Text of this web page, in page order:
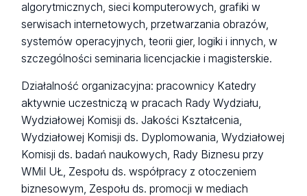
algorytmicznych, sieci komputerowych, grafiki w
serwisach internetowych, przetwarzania obrazów,
systemów operacyjnych, teorii gier, logiki i innych, w
szczególności seminaria licencjackie i magisterskie.
Działalność organizacyjna: pracownicy Katedry
aktywnie uczestniczą w pracach Rady Wydziału,
Wydziałowej Komisji ds. Jakości Kształcenia,
Wydziałowej Komisji ds. Dyplomowania, Wydziałowej
Komisji ds. badań naukowych, Rady Biznesu przy
WMiI UŁ, Zespołu ds. współpracy z otoczeniem
biznesowym, Zespołu ds. promocji w mediach